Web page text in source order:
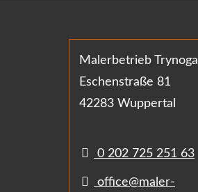
Malerbetrieb Trynoga
Eschenstraße 81
42283 Wuppertal
0 202 725 251 63
office@maler-